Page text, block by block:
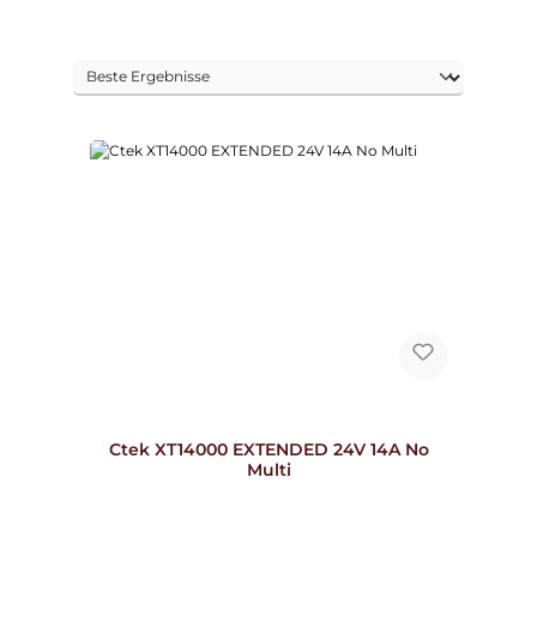
Ctek XT14000 EXTENDED 24V 14A No
Multi